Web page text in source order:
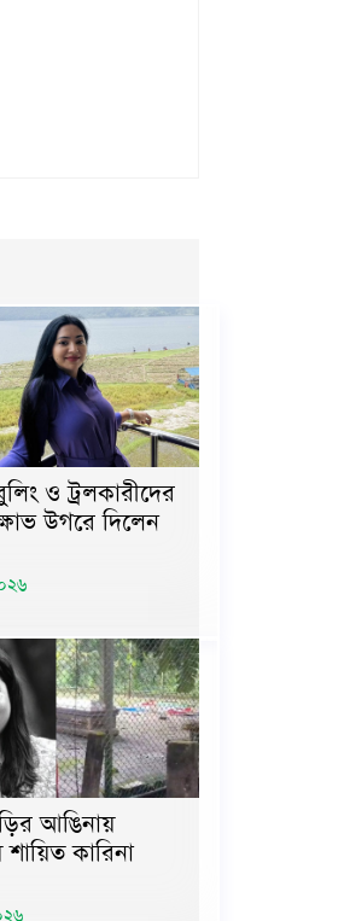
ও ট্রলকারীদের
উগরে দিলেন
আঙিনায়
শায়িত কারিনা